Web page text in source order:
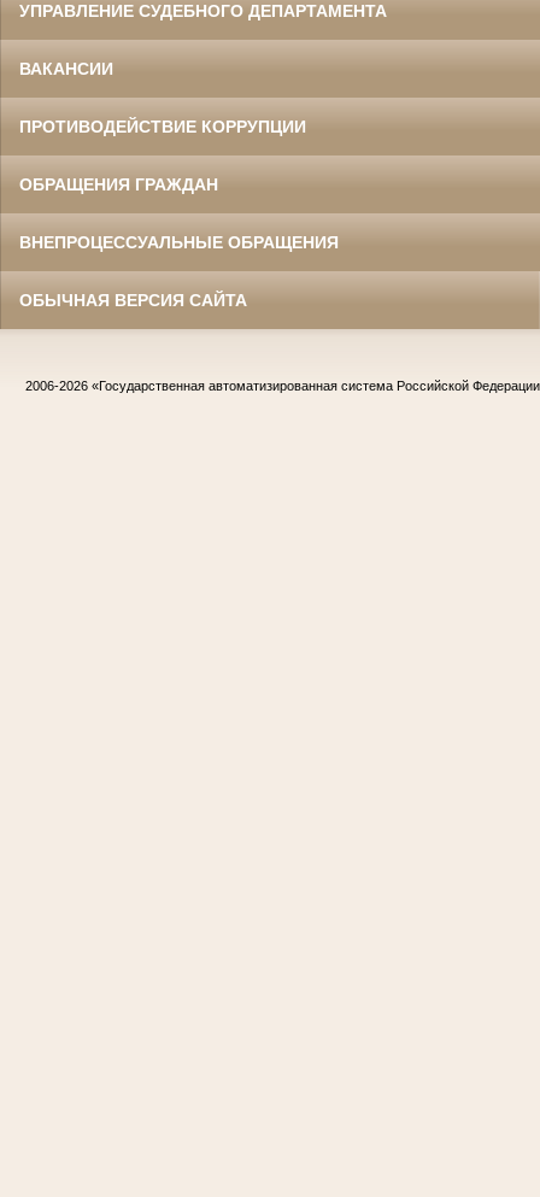
УПРАВЛЕНИЕ СУДЕБНОГО ДЕПАРТАМЕНТА
ВАКАНСИИ
ПРОТИВОДЕЙСТВИЕ КОРРУПЦИИ
ОБРАЩЕНИЯ ГРАЖДАН
ВНЕПРОЦЕССУАЛЬНЫЕ ОБРАЩЕНИЯ
ОБЫЧНАЯ ВЕРСИЯ САЙТА
2006-2026 «Государственная автоматизированная система Российской